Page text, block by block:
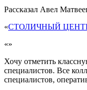
Рассказал Авел
«СТОЛИЧНЫЙ
«»
Хочу отметить
специалистов. Все
специалистов,